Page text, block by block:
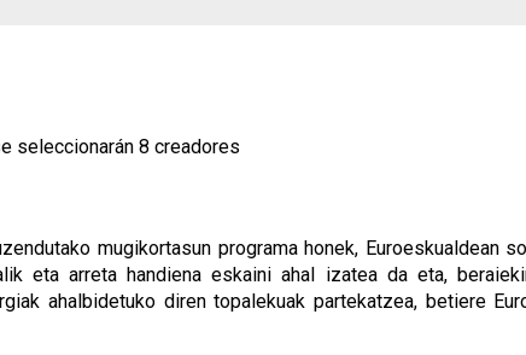
seleccionarán 8 creadores
mugikortasun programa honek, Euroeskualdean
eta arreta handiena eskaini ahal izatea da eta,
ahalbidetuko diren topalekuak partekatzea, betiere